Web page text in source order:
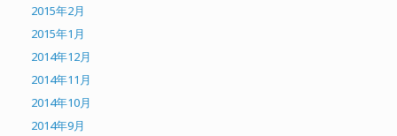
2015年2月
2015年1月
2014年12月
2014年11月
2014年10月
2014年9月